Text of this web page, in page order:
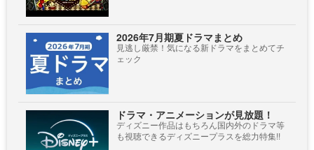
2026年7月期夏ドラマまとめ
見逃し厳禁！気になる新ドラマをまとめてチ
ェック
ドラマ・アニメーションが見放題！
ディズニー作品はもちろん国内外のドラマ等
も視聴できるディズニープラスを総力特集!!